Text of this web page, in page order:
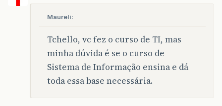
Maureli:
Tchello, vc fez o curso de TI, mas
minha dúvida é se o curso de
Sistema de Informação ensina e dá
toda essa base necessária.